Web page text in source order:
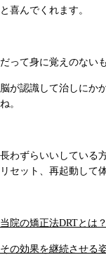
と喜んでくれます。
だって身に覚えのない
脳が認識して治しにか
ね。
長わずらいいしている
リセット、再起動して
当院の矯正法DRTとは？
その効果を継続させる